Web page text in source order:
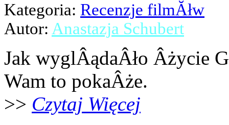
Kategoria: Recenzje filmĂłw
Autor: Anastazja Schubert
Jak wyglÂądaÂło Âżycie
Wam to pokaÂże.
>> Czytaj Więcej